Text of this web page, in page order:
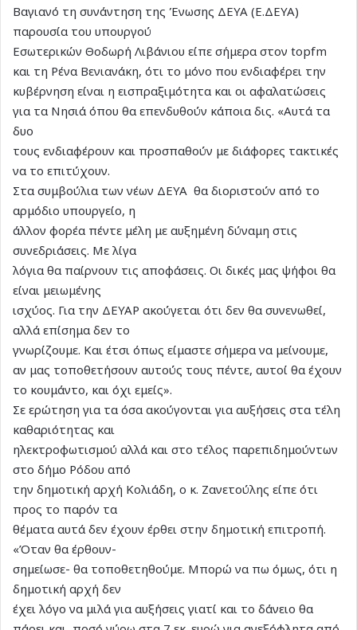
Βαγιανό τη συνάντηση της Ένωσης ΔΕΥΑ (Ε.ΔΕΥΑ)
παρουσία του υπουργού
Εσωτερικών Θοδωρή Λιβάνιου είπε σήμερα στον topfm
και τη Ρένα Βενιανάκη, ότι το μόνο που ενδιαφέρει την
κυβέρνηση είναι η εισπραξιμότητα και οι αφαλατώσεις
για τα Νησιά όπου θα επενδυθούν κάποια δις. «Αυτά τα
δυο
τους ενδιαφέρουν και προσπαθούν με διάφορες τακτικές
να το επιτύχουν.
Στα συμβούλια των νέων ΔΕΥΑ θα διοριστούν από το
αρμόδιο υπουργείο, η
άλλον φορέα πέντε μέλη με αυξημένη δύναμη στις
συνεδριάσεις. Με λίγα
λόγια θα παίρνουν τις αποφάσεις. Οι δικές μας ψήφοι θα
είναι μειωμένης
ισχύος. Για την ΔΕΥΑΡ ακούγεται ότι δεν θα συνενωθεί,
αλλά επίσημα δεν το
γνωρίζουμε. Και έτσι όπως είμαστε σήμερα να μείνουμε,
αν μας τοποθετήσουν αυτούς τους πέντε, αυτοί θα έχουν
το κουμάντο, και όχι εμείς».
Σε ερώτηση για τα όσα ακούγονται για αυξήσεις στα τέλη
καθαριότητας και
ηλεκτροφωτισμού αλλά και στο τέλος παρεπιδημούντων
στο δήμο Ρόδου από
την δημοτική αρχή Κολιάδη, ο κ. Ζανετούλης είπε ότι
προς το παρόν τα
θέματα αυτά δεν έχουν έρθει στην δημοτική επιτροπή.
«Όταν θα έρθουν-
σημείωσε- θα τοποθετηθούμε. Μπορώ να πω όμως, ότι η
δημοτική αρχή δεν
έχει λόγο να μιλά για αυξήσεις γιατί και το δάνειο θα